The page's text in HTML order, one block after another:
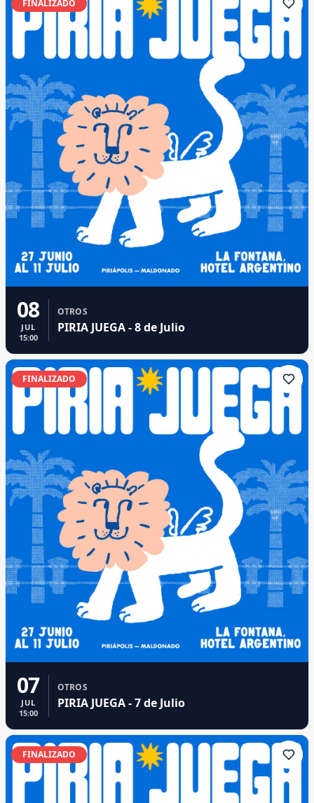
FINALIZADO
08
JUL
15:00
OTROS
PIRIA JUEGA - 8 de Julio
FINALIZADO
07
JUL
15:00
OTROS
PIRIA JUEGA - 7 de Julio
FINALIZADO